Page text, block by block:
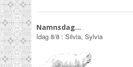
Namnsdag…
Idag 8/8 : Silvia, Sylvia